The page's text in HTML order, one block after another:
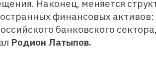
Наконец, меняется
финансовых активов:
банковского
Родион Латыпов.